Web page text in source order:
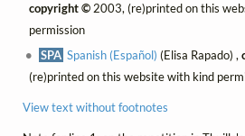
copyright ©2003, (re)printed on this
permission
SPA Spanish (Español) (Elisa Rapado) ,
(re)printed on this website with kind
View text without footnotes